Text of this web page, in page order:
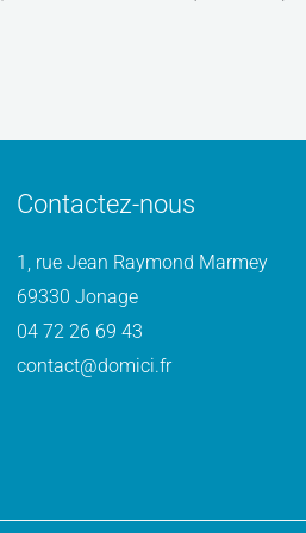
Contactez-nous
1, rue Jean Raymond Marmey
69330 Jonage
04 72 26 69 43
contact@domici.fr